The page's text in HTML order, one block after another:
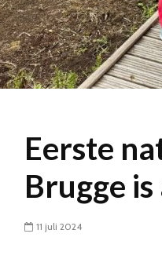
Eerste
Brugge
11 juli 2024